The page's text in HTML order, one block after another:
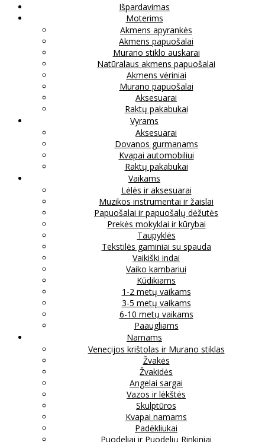
Išpardavimas
Moterims
Akmens apyrankės
Akmens papuošalai
Murano stiklo auskarai
Natūralaus akmens papuošalai
Akmens vėriniai
Murano papuošalai
Aksesuarai
Raktų pakabukai
Vyrams
Aksesuarai
Dovanos gurmanams
Kvapai automobiliui
Raktų pakabukai
Vaikams
Lėlės ir aksesuarai
Muzikos instrumentai ir žaislai
Papuošalai ir papuošalų dėžutės
Prekės mokyklai ir kūrybai
Taupyklės
Tekstilės gaminiai su spauda
Vaikiški indai
Vaiko kambariui
Kūdikiams
1-2 metų vaikams
3-5 metų vaikams
6-10 metų vaikams
Paaugliams
Namams
Venecijos krištolas ir Murano stiklas
Žvakės
Žvakidės
Angelai sargai
Vazos ir lėkštės
Skulptūros
Kvapai namams
Padėkliukai
Puodeliai ir Puodelių Rinkiniai